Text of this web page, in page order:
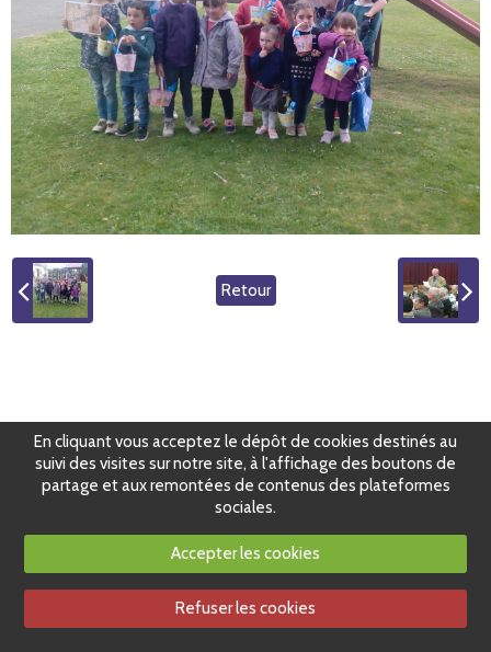
Retour
En cliquant vous acceptez le dépôt de cookies destinés au
suivi des visites sur notre site, à l'affichage des boutons de
partage et aux remontées de contenus des plateformes
sociales.
Accepter les cookies
Refuser les cookies